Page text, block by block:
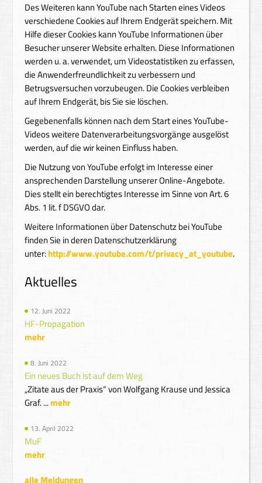
Des Weiteren kann YouTube nach Starten eines Videos
verschiedene Cookies auf Ihrem Endgerät speichern. Mit
Hilfe dieser Cookies kann YouTube Informationen über
Besucher unserer Website erhalten. Diese Informationen
werden u. a. verwendet, um Videostatistiken zu erfassen,
die Anwenderfreundlichkeit zu verbessern und
Betrugsversuchen vorzubeugen. Die Cookies verbleiben
auf Ihrem Endgerät, bis Sie sie löschen.
Gegebenenfalls können nach dem Start eines YouTube-
Videos weitere Datenverarbeitungsvorgänge ausgelöst
werden, auf die wir keinen Einfluss haben.
Die Nutzung von YouTube erfolgt im Interesse einer
ansprechenden Darstellung unserer Online-Angebote.
Dies stellt ein berechtigtes Interesse im Sinne von Art. 6
Abs. 1 lit. f DSGVO dar.
Weitere Informationen über Datenschutz bei YouTube
finden Sie in deren Datenschutzerklärung
unter:http://www.youtube.com/t/privacy_at_youtube.
Aktuelles
12. Juni 2022
HF-Propagation
mehr
8. Juni 2022
Ein neues Buch ist auf dem Weg
„Zitate aus der Praxis“ von Wolfgang Krause und Jessica
Graf. ...mehr
13. April 2022
MuF
mehr
alle Meldungen